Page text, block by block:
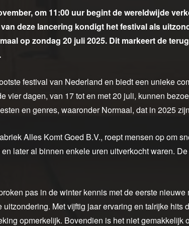
om 11:00 uur begint de wereldwijde
deze lancering kondigt het festival als
op zondag 20 juli 2025. Dit markeert de
festival van Nederland en biedt een unieke
vier dagen, van 17 tot en met 20 juli, kunnen
en genres, waaronder Normaal, dat in 2025
Alles Komt Goed B.V., roept mensen op om
later al binnen enkele uren uitverkocht waren.
pas in de winter kennis met de eerste
Met vijftig jaar ervaring en talrijke hits
opmerkelijk. Bovendien is het niet gemakkelijk